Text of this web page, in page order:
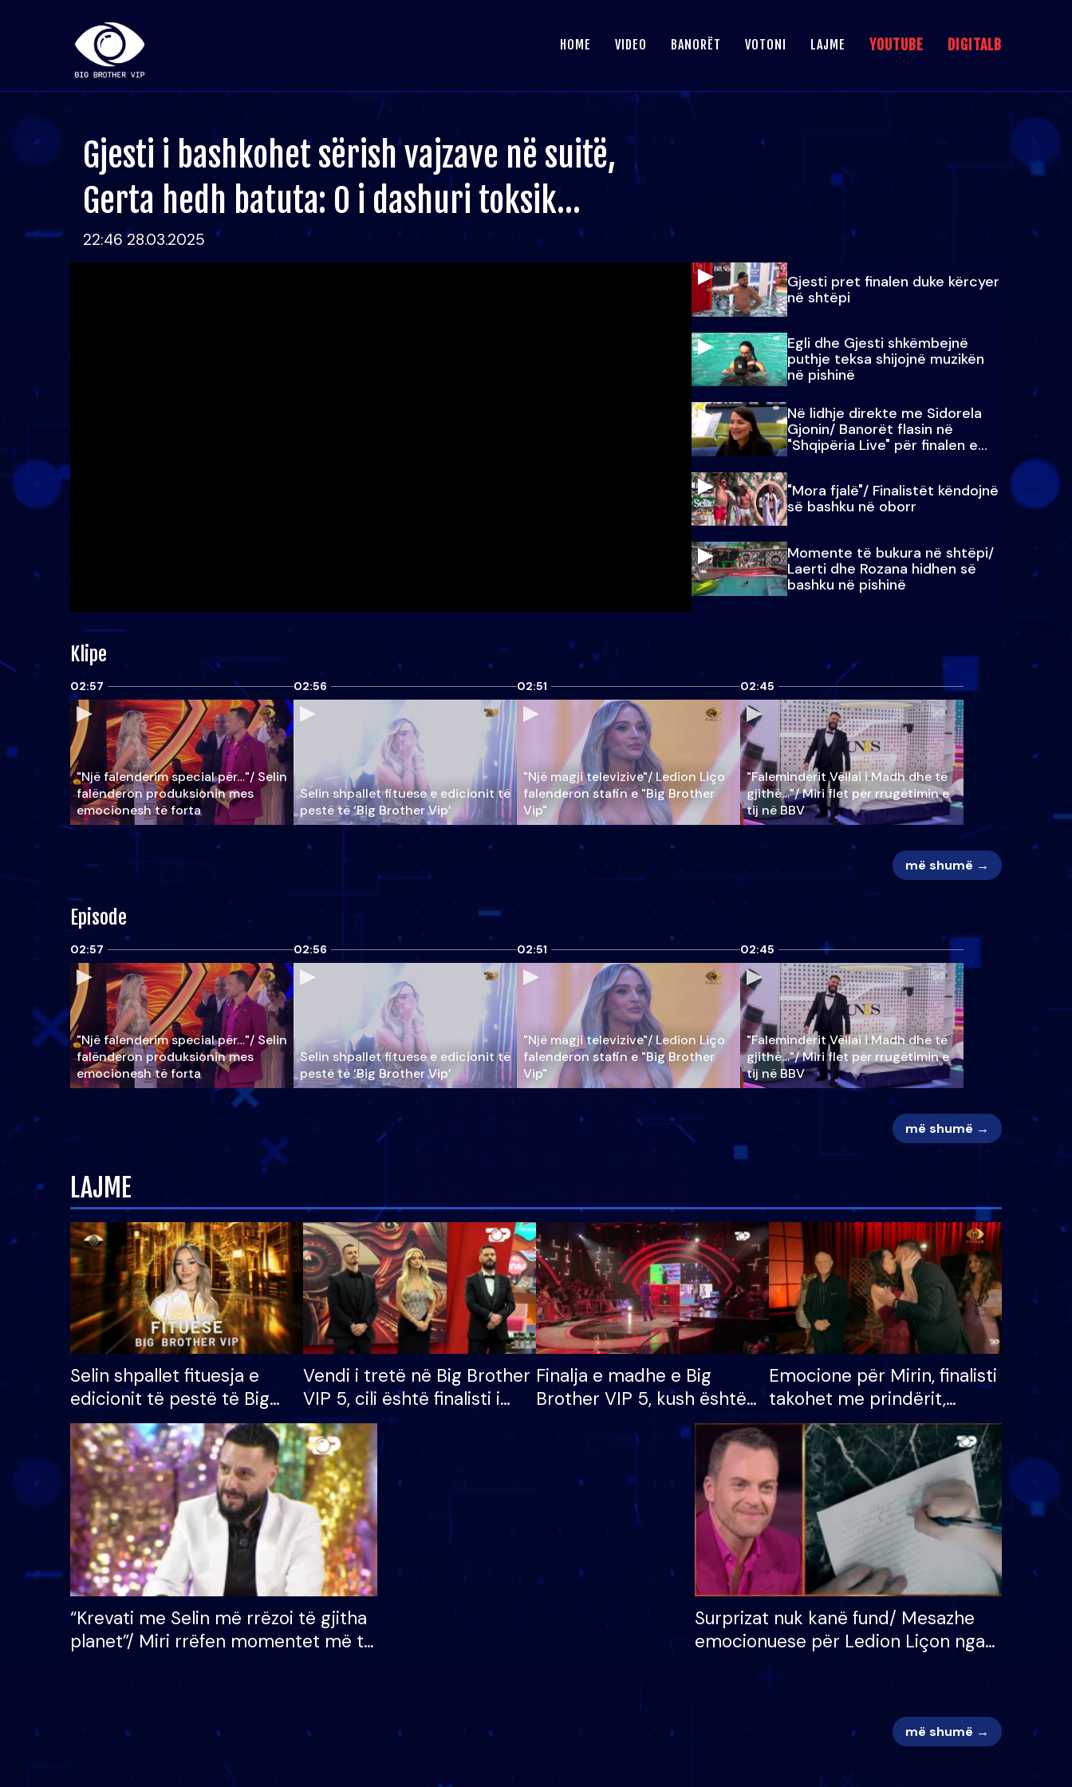
HOME VIDEO BANORËT VOTONI LAJME YOUTUBE DIGITALB
Gjesti i bashkohet sërish vajzave në suitë,
Gerta hedh batuta: O i dashuri toksik…
22:46 28.03.2025
Gjesti pret finalen duke kërcyer
në shtëpi
Egli dhe Gjesti shkëmbejnë
puthje teksa shijojnë muzikën
në pishinë
Në lidhje direkte me Sidorela
Gjonin/ Banorët flasin në
"Shqipëria Live" për finalen e
madhe
"Mora fjalë"/ Finalistët këndojnë
së bashku në oborr
Momente të bukura në shtëpi/
Laerti dhe Rozana hidhen së
bashku në pishinë
Klipe
02:57
"Një falenderim special për…"/ Selin
falënderon produksionin mes
emocionesh të forta
02:56
Selin shpallet fituese e edicionit të
pestë të ‘Big Brother Vip’
02:51
"Një magji televizive"/ Ledion Liço
falenderon stafin e "Big Brother
Vip"
02:45
"Faleminderit Vëllai i Madh dhe të
gjithë…"/ Miri flet për rrugëtimin e
tij në BBV
më shumë →
Episode
02:57
"Një falenderim special për…"/ Selin
falënderon produksionin mes
emocionesh të forta
02:56
Selin shpallet fituese e edicionit të
pestë të ‘Big Brother Vip’
02:51
"Një magji televizive"/ Ledion Liço
falenderon stafin e "Big Brother
Vip"
02:45
"Faleminderit Vëllai i Madh dhe të
gjithë…"/ Miri flet për rrugëtimin e
tij në BBV
më shumë →
LAJME
Selin shpallet fituesja e
edicionit të pestë të Big
Brother VIP, rrëmben
çmimin e madh prej 100
mijë eurosh
Vendi i tretë në Big Brother
VIP 5, cili është finalisti i
radhës që lë shtëpinë
Finalja e madhe e Big
Brother VIP 5, kush është
banori i parë që lë shtëpinë
dhe humb mundësinë për
të fituar çmimin e madh
Emocione për Mirin, finalisti
takohet me prindërit,
vajzën dhe bashkëshorten:
S’kemi ndonjë letër divorci
apo jo?
“Krevati me Selin më rrëzoi të gjitha
planet”/ Miri rrëfen momentet më të
mungojë zilja e mëngjesit kur…
Surprizat nuk kanë fund/ Mesazhe
emocionuese për Ledion Liçon nga
më shumë →